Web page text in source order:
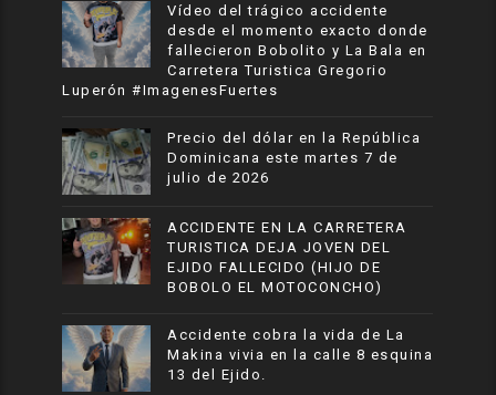
Vídeo del trágico accidente
desde el momento exacto donde
fallecieron Bobolito y La Bala en
Carretera Turistica Gregorio
Luperón #ImagenesFuertes
Precio del dólar en la República
Dominicana este martes 7 de
julio de 2026
ACCIDENTE EN LA CARRETERA
TURISTICA DEJA JOVEN DEL
EJIDO FALLECIDO (HIJO DE
BOBOLO EL MOTOCONCHO)
Accidente cobra la vida de La
Makina vivia en la calle 8 esquina
13 del Ejido.